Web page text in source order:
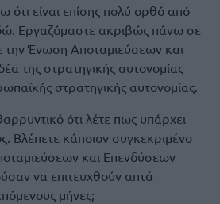
ότι είναι επίσης πολύ ορθό από
Εργαζόμαστε ακριβώς πάνω σε
την Ένωση Αποταμιεύσεων και
της στρατηγικής αυτονομίας
στρατηγικής αυτονομίας.
ότι λέτε πως υπάρχει
Βλέπετε κάποιον συγκεκριμένο
και Επενδύσεων
να επιτευχθούν απτά
μήνες;